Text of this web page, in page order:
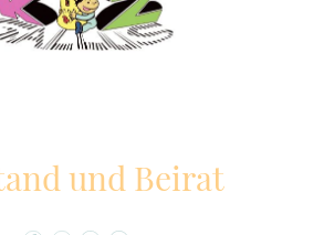
und Beirat